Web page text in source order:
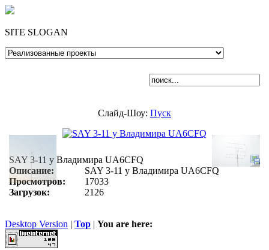
SITE SLOGAN
Слайд-Шоу: Пуск
SAY 3-11 у Владимира UA6CFQ
Описание:
SAY 3-11 у Владимира UA6CFQ
Просмотров:
17033
Загрузок:
2126
Desktop Version | Top | You are here: